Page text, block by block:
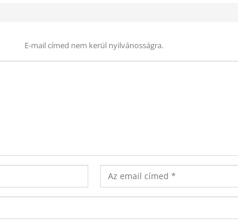
E-mail címed nem kerül nyilvánosságra.